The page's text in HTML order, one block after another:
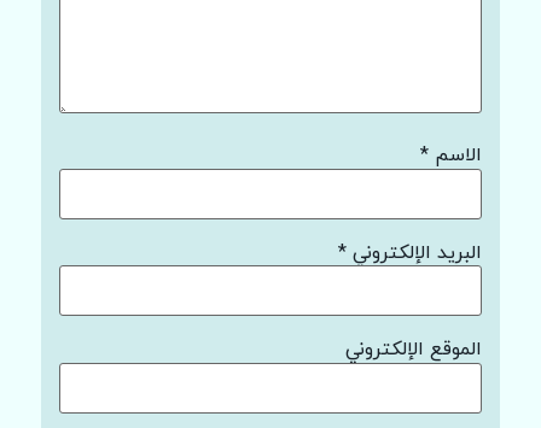
الاسم *
البريد الإلكتروني *
الموقع الإلكتروني